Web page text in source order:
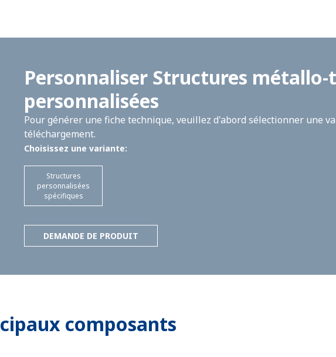
Personnaliser Structures
personnalisées
Pour générer une fiche technique, veuillez d'abord sélectionner une
téléchargement.
Choisissez une variante:
Structures
personnalisées
spécifiques
DEMANDE DE PRODUIT
composants